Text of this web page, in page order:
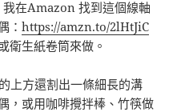
在Amazon 找到這個線軸
：https://amzn.to/2lHtJiC
衛生紙卷筒來做。
上方還割出一條細長的溝
，或用咖啡攪拌棒、竹筷做